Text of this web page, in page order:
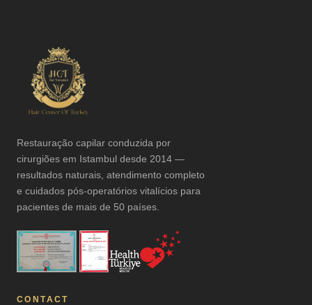
Restauração capilar conduzida por
cirurgiões em Istambul desde 2014 —
resultados naturais, atendimento completo
e cuidados pós-operatórios vitalícios para
pacientes de mais de 50 países.
CONTACT